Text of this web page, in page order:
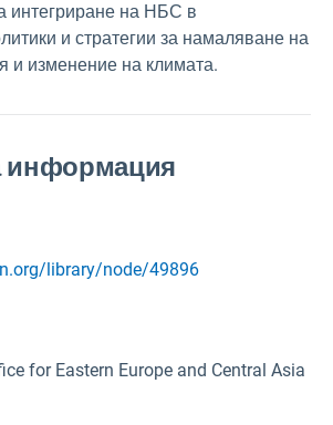
интегриране на НБС в
и стратегии за намаляване на
и изменение на климата.
информация
library/node/49896
for Eastern Europe and Central Asia